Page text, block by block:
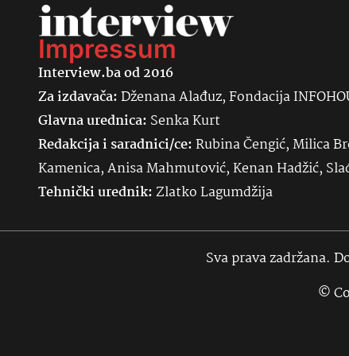
Impressum
Interview.ba od 2016
Za izdavača:Dženana Alađuz, Fondacija
Glavna urednica: SenkaKurt
Redakcija i saradnici/ce:Rubina Čengić, Milica
Kamenica, Anisa Mahmutović, Kenan Hadžić,
Tehnički urednik:Zlatko Lagumdžija
Sva prava zadržana.
©